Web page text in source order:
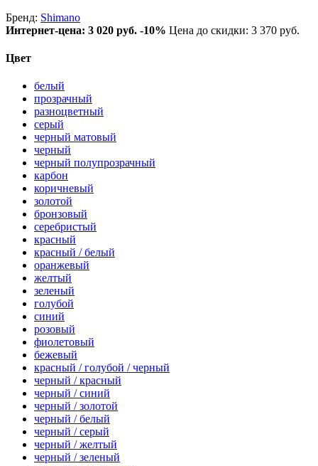
Бренд: Shimano
Интернет-цена: 3 020 руб. -10% Цена до скидки: 3 370 руб.
Цвет
белый
прозрачный
разноцветный
серый
черный матовый
черный
черный полупрозрачный
карбон
коричневый
золотой
бронзовый
серебристый
красный
красный / белый
оранжевый
желтый
зеленый
голубой
синий
розовый
фиолетовый
бежевый
красный / голубой / черный
черный / красный
черный / синий
черный / золотой
черный / белый
черный / серый
черный / желтый
черный / зеленый